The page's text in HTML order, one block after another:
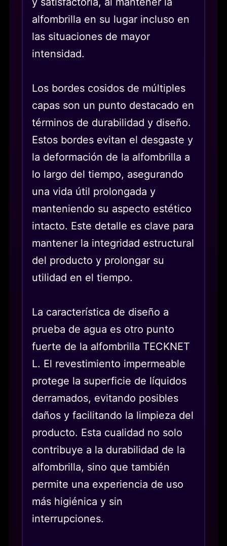
alfombrilla en su lugar incluso en
las situaciones de mayor
intensidad.
Los bordes cosidos de múltiples
capas son un punto destacado en
términos de durabilidad y diseño.
Estos bordes evitan el desgaste y
la deformación de la alfombrilla a
lo largo del tiempo, asegurando
una vida útil prolongada y
manteniendo su aspecto estético
intacto. Este detalle es clave para
mantener la integridad estructural
del producto y prolongar su
utilidad en el tiempo.
La característica de diseño a
prueba de agua es otro punto
fuerte de la alfombrilla TECKNET
L. El revestimiento impermeable
protege la superficie de líquidos
derramados, evitando posibles
daños y facilitando la limpieza del
producto. Esta cualidad no solo
contribuye a la durabilidad de la
alfombrilla, sino que también
permite una experiencia de uso
más higiénica y sin
interrupciones.